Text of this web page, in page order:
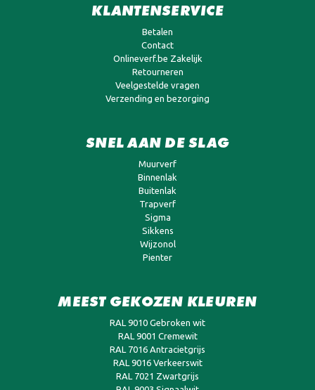
KLANTENSERVICE
Betalen
Contact
Onlineverf.be Zakelijk
Retourneren
Veelgestelde vragen
Verzending en bezorging
SNEL AAN DE SLAG
Muurverf
Binnenlak
Buitenlak
Trapverf
Sigma
Sikkens
Wijzonol
Pienter
MEEST GEKOZEN KLEUREN
RAL 9010 Gebroken wit
RAL 9001 Cremewit
RAL 7016 Antracietgrijs
RAL 9016 Verkeerswit
RAL 7021 Zwartgrijs